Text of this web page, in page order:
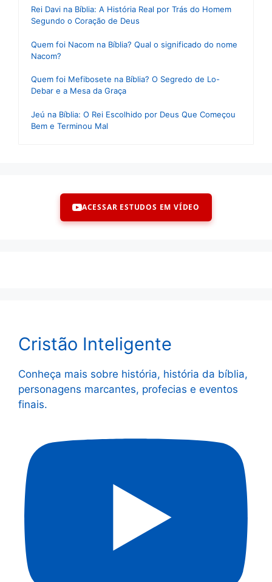
Rei Davi na Bíblia: A História Real por Trás do Homem
Segundo o Coração de Deus
Quem foi Nacom na Bíblia? Qual o significado do nome
Nacom?
Quem foi Mefibosete na Bíblia? O Segredo de Lo-
Debar e a Mesa da Graça
Jeú na Bíblia: O Rei Escolhido por Deus Que Começou
Bem e Terminou Mal
ACESSAR ESTUDOS EM VÍDEO
Cristão Inteligente
Conheça mais sobre história, história da bíblia,
personagens marcantes, profecias e eventos
finais.